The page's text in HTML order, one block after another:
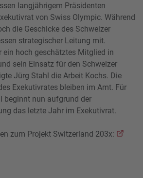
langjährigem Präsidenten
von Swiss Olympic. Während
die Geschicke des Schweizer
strategischer Leitung mit.
ein hoch geschätztes Mitglied in
sein Einsatz für den Schweizer
Jürg Stahl die Arbeit Kochs. Die
Exekutivrates bleiben im Amt. Für
beginnt nun aufgrund der
das letzte Jahr im Exekutivrat.
zum Projekt Switzerland 203x: